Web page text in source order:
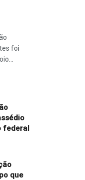
foi
federal
que